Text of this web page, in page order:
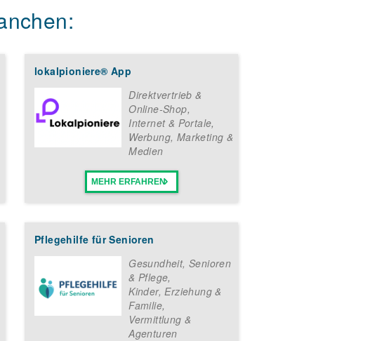
lokalpioniere® App
Direktvertrieb &
Online-Shop,
Internet & Portale,
Werbung, Marketing &
Medien
MEHR ERFAHREN
Pflegehilfe für Senioren
Gesundheit, Senioren
& Pflege,
Kinder, Erziehung &
Familie,
Vermittlung &
Agenturen